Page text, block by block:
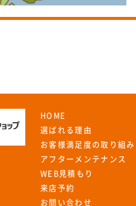
HOME
選ばれる理由
お客様満足度の取り組み
アフターメンテナンス
WEB見積もり
来店予約
お問い合わせ